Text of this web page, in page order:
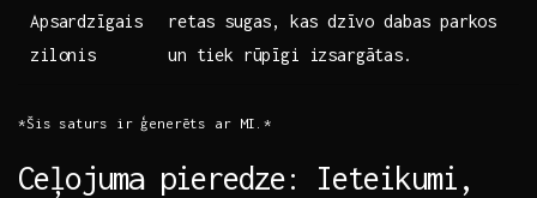
Apsardzīgais
zilonis
retas sugas, ⁣kas⁢ dzīvo dabas parkos
un tiek rūpīgi izsargātas.
*Šis ⁣saturs ir ģenerēts ar MI.*
Ceļojuma pieredze:⁢ Ieteikumi,